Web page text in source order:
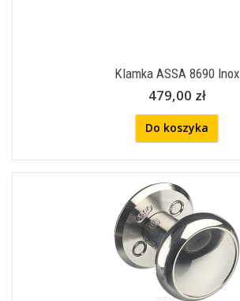
Klamka ASSA 8690 Inox
479,00 zł
Do koszyka